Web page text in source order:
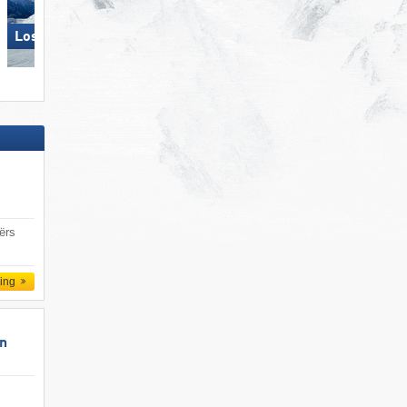
Loser – Altaussee Silvretta Montafon